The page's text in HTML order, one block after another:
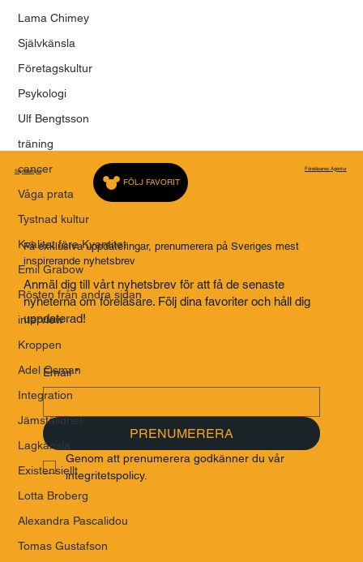
Lama Chimey
Självkänsla
Företagskultur
Psykologi
Ulf Bengtsson
träning
cancer
Våga prata
Tystnad kultur
Kvalitet före Kvantitet
Emil Grabow
Rösten från andra sidan
interview
Kroppen
Adel Osman
Integration
Jämställdhet
Lagkänsla
Existensiellt
Lotta Broberg
Alexandra Pascalidou
Tomas Gustafson
Saj Talarbyrå Föreläsares Agentur
FÖLJ FAVORIT
Få exklusiva uppdateringar, prenumerera på Sveriges mest
inspirerande nyhetsbrev
Anmäl dig till vårt nyhetsbrev för att få de senaste
nyheterna om föreläsare. Följ dina favoriter och håll dig
uppdaterad!
Email *
PRENUMERERA
Genom att prenumerera godkänner du vår
integritetspolicy.